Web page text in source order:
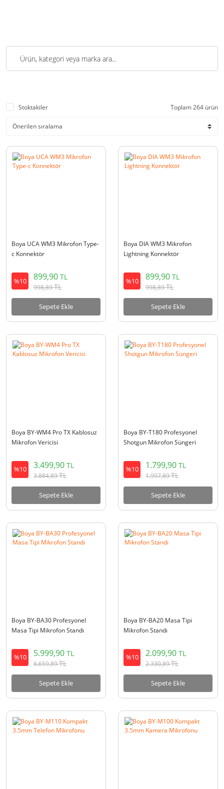
Stoktakiler Toplam 264 ürün
Boya UCA WM3 Mikrofon Type-
c Konnektör
%10 899,90 TL
998,89TL
Sepete Ekle
Boya DIA WM3 Mikrofon
Lightning Konnektör
%10 899,90 TL
998,89TL
Sepete Ekle
Boya BY-WM4 Pro TX Kablosuz
Mikrofon Vericisi
%10 3.499,90 TL
3.884,89TL
Sepete Ekle
Boya BY-T180 Profesyonel
Shotgun Mikrofon Süngeri
%10 1.799,90 TL
1.997,89TL
Sepete Ekle
Boya BY-BA30 Profesyonel
Masa Tipi Mikrofon Standı
%10 5.999,90 TL
6.659,89TL
Sepete Ekle
Boya BY-BA20 Masa Tipi
Mikrofon Standı
%10 2.099,90 TL
2.330,89TL
Sepete Ekle